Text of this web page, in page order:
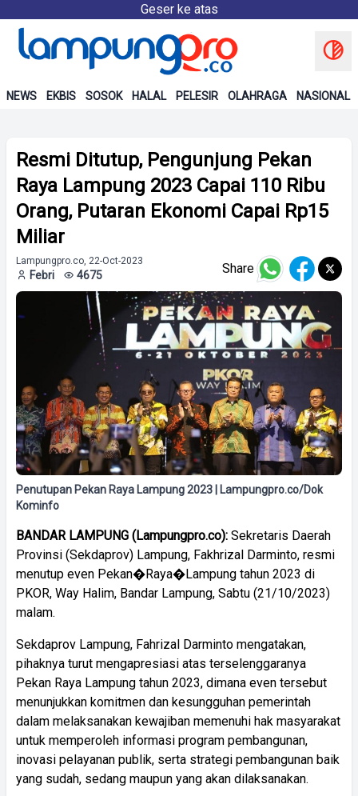
Geser ke atas
NEWS EKBIS SOSOK HALAL PELESIR OLAHRAGA NASIONAL
Resmi Ditutup, Pengunjung Pekan
Raya Lampung 2023 Capai 110 Ribu
Orang, Putaran Ekonomi Capai Rp15
Miliar
Lampungpro.co, 22-Oct-2023
Febri 4675 Share
Penutupan Pekan Raya Lampung 2023 | Lampungpro.co/Dok
Kominfo
BANDAR LAMPUNG (Lampungpro.co): Sekretaris Daerah
Provinsi (Sekdaprov) Lampung, Fakhrizal Darminto, resmi
menutup even Pekan�Raya�Lampung tahun 2023 di
PKOR, Way Halim, Bandar Lampung, Sabtu (21/10/2023)
malam.
Sekdaprov Lampung, Fahrizal Darminto mengatakan,
pihaknya turut mengapresiasi atas terselenggaranya
Pekan Raya Lampung tahun 2023, dimana even tersebut
menunjukkan komitmen dan kesungguhan pemerintah
dalam melaksanakan kewajiban memenuhi hak masyarakat
untuk memperoleh informasi program pembangunan,
inovasi pelayanan publik, serta strategi pembangunan baik
yang sudah, sedang maupun yang akan dilaksanakan.